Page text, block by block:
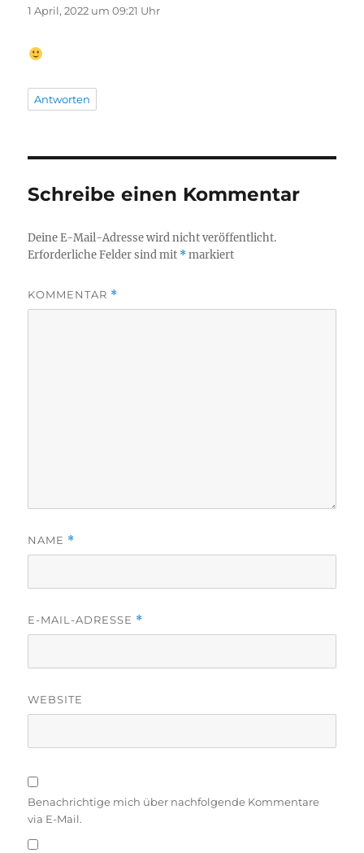
1 April, 2022 um 09:21 Uhr
Antworten
Schreibe einen Kommentar
Deine E-Mail-Adresse wird nicht veröffentlicht.
Erforderliche Felder sind mit *markiert
KOMMENTAR *
NAME *
E-MAIL-ADRESSE *
WEBSITE
Benachrichtige mich über nachfolgende Kommentare
via E-Mail.